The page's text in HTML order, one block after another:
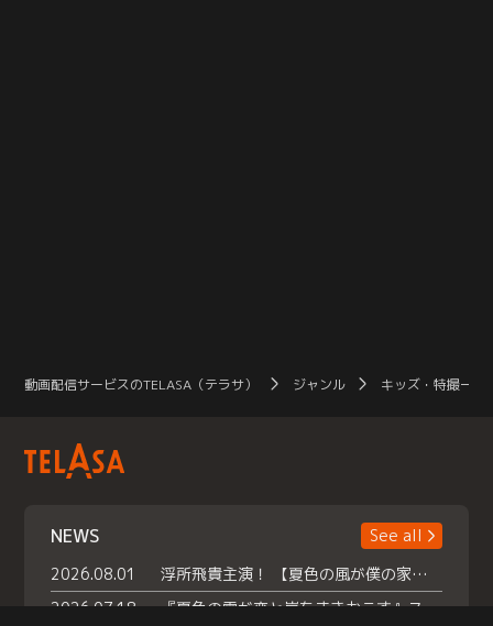
動画配信サービスのTELASA（テラサ） ジャンル キッズ・特撮一覧
NEWS
See all
2026.08.01
浮所飛貴主演！ 【夏色の風が僕の家にやってきた】 本日よりテラサで独占配信スタート！
2026.07.18
『夏色の雲が恋と嵐をまきおこす』スペシャルメイキング 【Part1】2026年７月18日（土）23時30分～配信スタート！話題のシーンの裏側を大公開！豪華キャスト大集合！ 『武宮家 真夏の家族会議』開催！